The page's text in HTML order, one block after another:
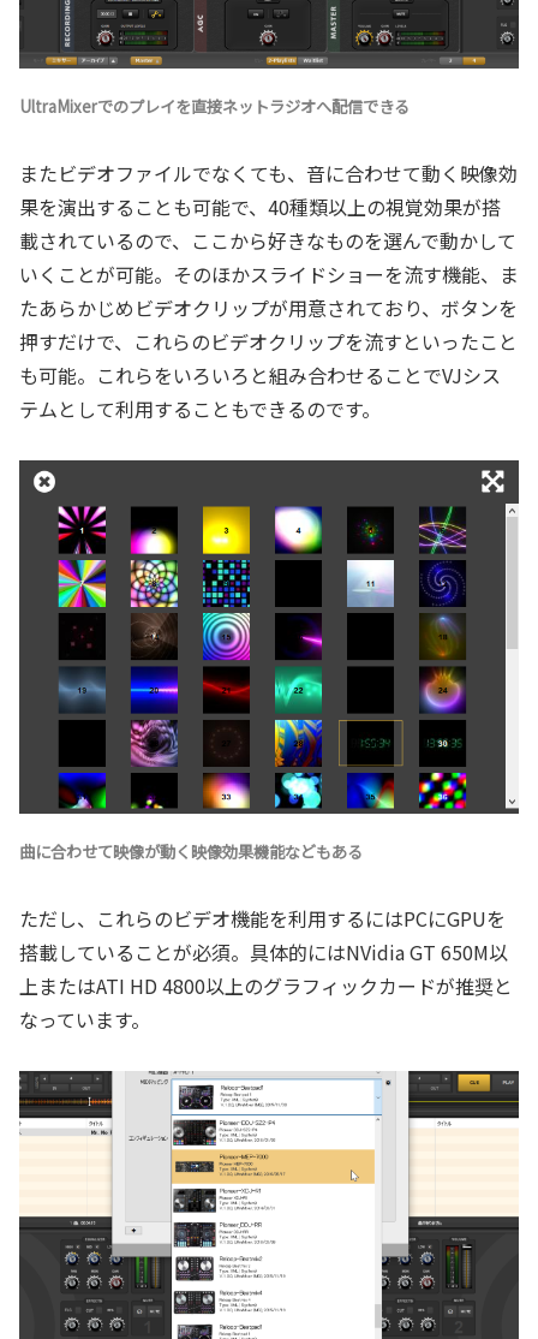
UltraMixerでのプレイを直接ネットラジオへ配信できる
またビデオファイルでなくても、音に合わせて動く映像効
果を演出することも可能で、40種類以上の視覚効果が搭
載されているので、ここから好きなものを選んで動かして
いくことが可能。そのほかスライドショーを流す機能、ま
たあらかじめビデオクリップが用意されており、ボタンを
押すだけで、これらのビデオクリップを流すといったこと
も可能。これらをいろいろと組み合わせることでVJシス
テムとして利用することもできるのです。
曲に合わせて映像が動く映像効果機能などもある
ただし、これらのビデオ機能を利用するにはPCにGPUを
搭載していることが必須。具体的にはNVidia GT 650M以
上またはATI HD 4800以上のグラフィックカードが推奨と
なっています。